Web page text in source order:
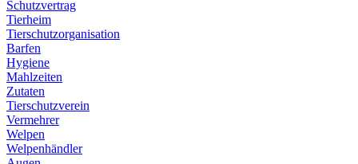
Schutzvertrag
Tierheim
Tierschutzorganisation
Barfen
Hygiene
Mahlzeiten
Zutaten
Tierschutzverein
Vermehrer
Welpen
Welpenhändler